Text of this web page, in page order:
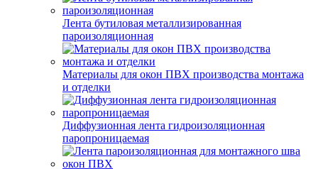
Лента бутиловая металлизированная
пароизоляционная
Материалы для окон ПВХ производства монтажа
и отделки
Диффузионная лента гидроизоляционная
паропроницаемая